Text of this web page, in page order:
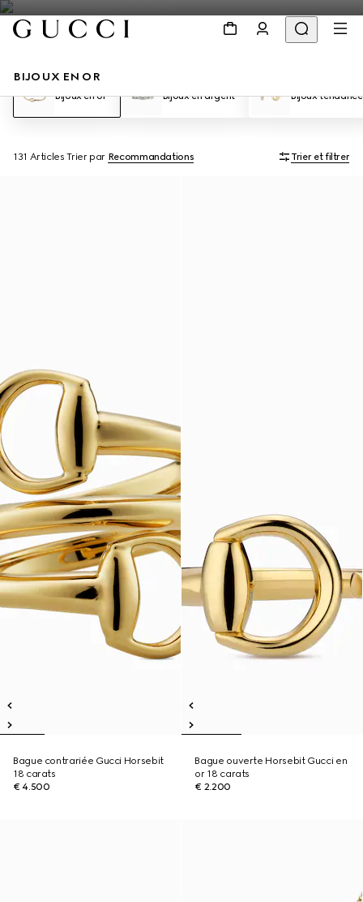
BIJOUX EN OR
Bijoux en or Bijoux en argent Bijoux tendance
131 Articles Trier par Recommandations Trier et filtrer
Bague contrariée Gucci Horsebit
18 carats
€ 4.500
Bague ouverte Horsebit Gucci en
or 18 carats
€ 2.200